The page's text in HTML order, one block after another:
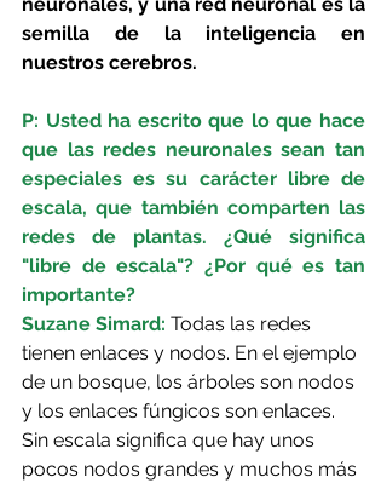
neuronales, y una red neuronal es la
semilla de la inteligencia en
nuestros cerebros.
P: Usted ha escrito que lo que hace
que las redes neuronales sean tan
especiales es su carácter libre de
escala, que también comparten las
redes de plantas. ¿Qué significa
"libre de escala"? ¿Por qué es tan
importante?
Suzane Simard: Todas las redes
tienen enlaces y nodos. En el ejemplo
de un bosque, los árboles son nodos
y los enlaces fúngicos son enlaces.
Sin escala significa que hay unos
pocos nodos grandes y muchos más